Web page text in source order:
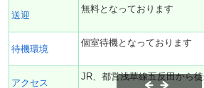
送迎
無料となっております
待機環境
個室待機となっております
アクセス
JR、都営浅草線五反田から